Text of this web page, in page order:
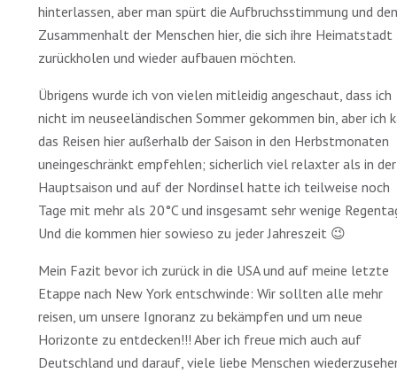
hinterlassen, aber man spürt die Aufbruchsstimmung und den
Zusammenhalt der Menschen hier, die sich ihre Heimatstadt
zurückholen und wieder aufbauen möchten.
Übrigens wurde ich von vielen mitleidig angeschaut, dass ich
nicht im neuseeländischen Sommer gekommen bin, aber ich
das Reisen hier außerhalb der Saison in den Herbstmonaten
uneingeschränkt empfehlen; sicherlich viel relaxter als in der
Hauptsaison und auf der Nordinsel hatte ich teilweise noch
Tage mit mehr als 20°C und insgesamt sehr wenige
Und die kommen hier sowieso zu jeder Jahreszeit 😉
Mein Fazit bevor ich zurück in die USA und auf meine letzte
Etappe nach New York entschwinde: Wir sollten alle mehr
reisen, um unsere Ignoranz zu bekämpfen und um neue
Horizonte zu entdecken!!! Aber ich freue mich auch auf
Deutschland und darauf, viele liebe Menschen